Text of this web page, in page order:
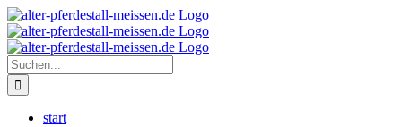
Zum
Inhalt
springen
Instagram
Suche
nach:
start